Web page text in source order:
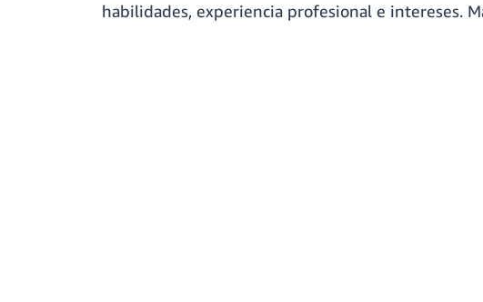
habilidades, experiencia profesional e intereses.